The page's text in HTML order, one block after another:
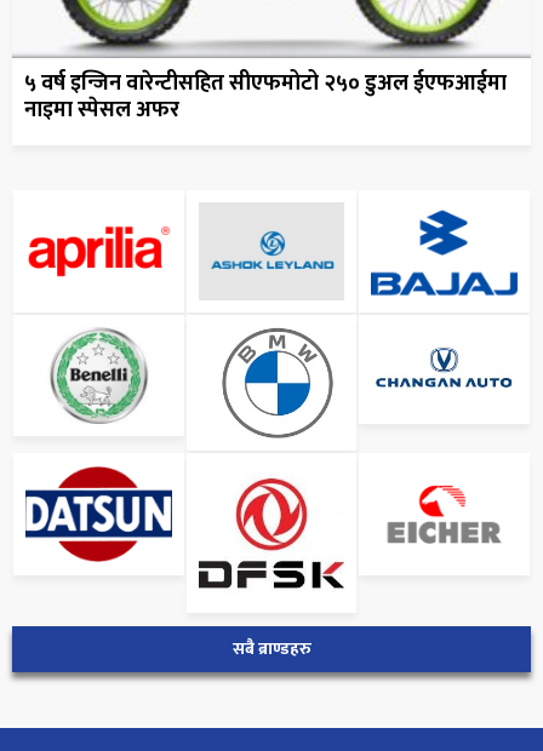
५ वर्ष इन्जिन वारेन्टीसहित सीएफमोटो २५० डुअल ईएफआईमा
नाइमा स्पेसल अफर
सबै ब्राण्डहरु